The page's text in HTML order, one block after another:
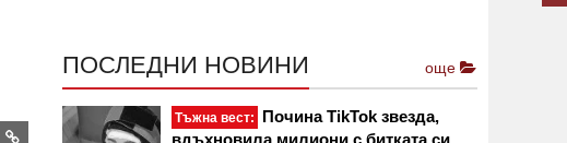
ПОСЛЕДНИ НОВИНИ още
Тъжна вест:
Почина TikTok звезда,
вдъхновила милиони с битката си